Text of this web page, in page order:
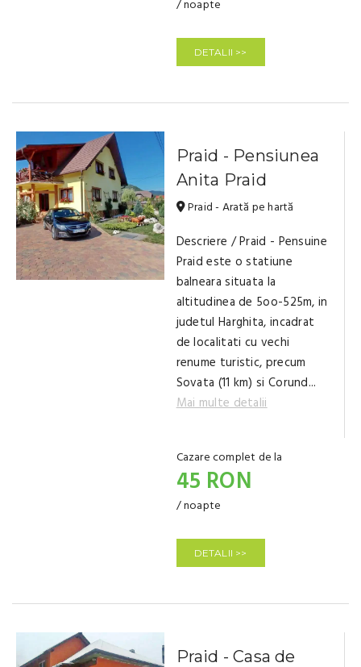
/ noapte
DETALII >>
Praid - Pensiunea
Anita Praid
Praid - Arată pe hartă
Descriere / Praid - Pensuine
Praid este o statiune
balneara situata la
altitudinea de 5oo-525m, in
judetul Harghita, incadrat
de localitati cu vechi
renume turistic, precum
Sovata (11 km) si Corund...
Mai multe detalii
Cazare complet de la
45 RON
/ noapte
DETALII >>
Praid - Casa de